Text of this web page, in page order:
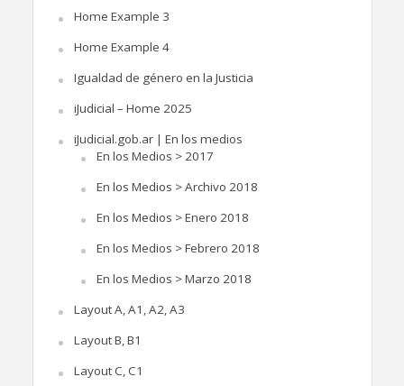
Home Example 3
Home Example 4
Igualdad de género en la Justicia
iJudicial – Home 2025
iJudicial.gob.ar | En los medios
En los Medios > 2017
En los Medios > Archivo 2018
En los Medios > Enero 2018
En los Medios > Febrero 2018
En los Medios > Marzo 2018
Layout A, A1, A2, A3
Layout B, B1
Layout C, C1